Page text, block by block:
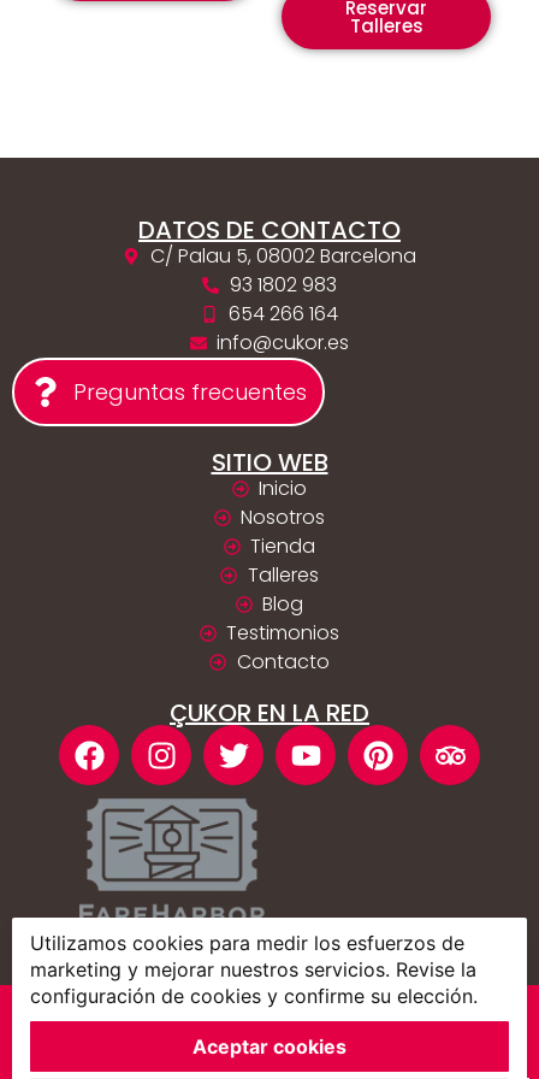
Reservar
Talleres
DATOS DE CONTACTO
C/ Palau 5, 08002 Barcelona
93 1802 983
654 266 164
info@cukor.es
Preguntas frecuentes
SITIO WEB
Inicio
Nosotros
Tienda
Talleres
Blog
Testimonios
Contacto
ÇUKOR EN LA RED
Copyright © 2013-2026 ÇUKOR
Utilizamos cookies para medir los esfuerzos de
marketing y mejorar nuestros servicios. Revise la
configuración de cookies y confirme su elección.
Aceptar cookies